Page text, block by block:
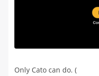
Only Cato can do. (